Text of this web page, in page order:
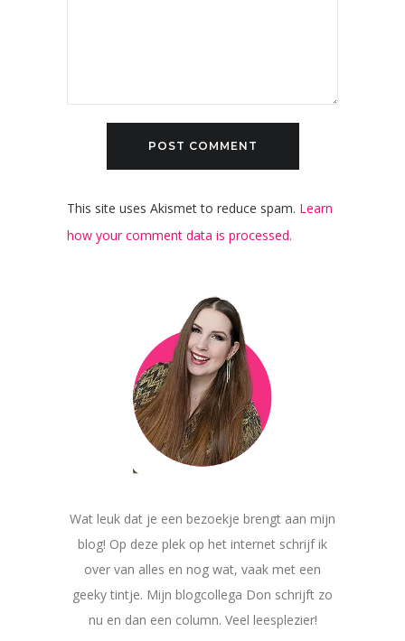
This site uses Akismet to reduce spam. Learn
how your comment data is processed.
Wat leuk dat je een bezoekje brengt aan mijn
blog! Op deze plek op het internet schrijf ik
over van alles en nog wat, vaak met een
geeky tintje. Mijn blogcollega Don schrijft zo
nu en dan een column. Veel leesplezier!